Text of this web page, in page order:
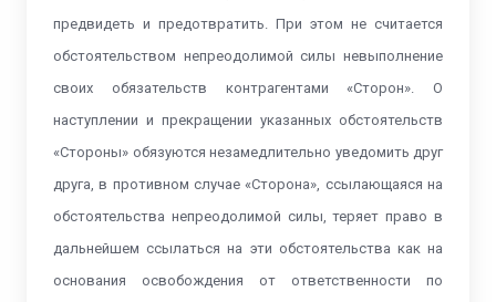
предвидеть и предотвратить. При этом не считается
обстоятельством непреодолимой силы невыполнение
своих обязательств контрагентами «Сторон». О
наступлении и прекращении указанных обстоятельств
«Стороны» обязуются незамедлительно уведомить друг
друга, в противном случае «Сторона», ссылающаяся на
обстоятельства непреодолимой силы, теряет право в
дальнейшем ссылаться на эти обстоятельства как на
основания освобождения от ответственности по